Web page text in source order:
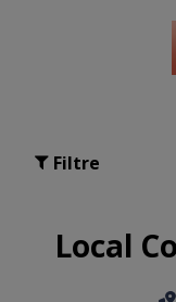
Filtre
Local